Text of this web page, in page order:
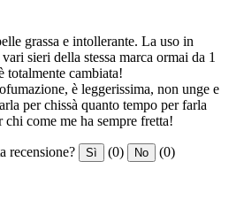
grassa e intollerante. La uso in
sieri della stessa marca ormai da 1
totalmente cambiata!
è leggerissima, non unge e
per chissà quanto tempo per farla
chi come me ha sempre fretta!
recensione? Sì (0) No (0)